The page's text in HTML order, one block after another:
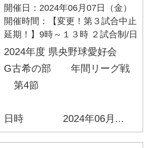
開催日：2024年06月07日（金）
開催時間：【変更！第３試合中止
延期！】9時～１３時 ２試合制/日
2024年度 県央野球愛好会
G古希の部 年間リーグ戦
第4節
日時 2024年06月...